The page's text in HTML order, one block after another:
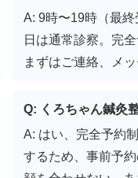
A: 9時〜19時（最
日は通常診察。完
まずはご連絡、メ
Q: くろちゃん鍼灸
A: はい、完全予約
するため、事前予